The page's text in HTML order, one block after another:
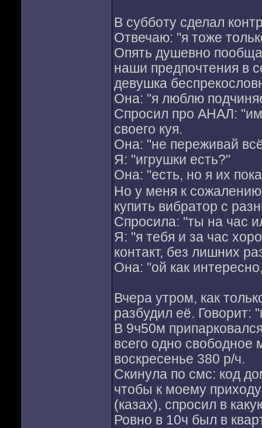
В субботу сделал
Отвечаю: "я тоже
Опять душевно
наши предпочтения в
девушка
Она: "я люблю
Спросил про АНАЛ:
своего куя.
Она: "не переживай
Я: "игрушки есть?"
Она: "есть, но я их
Но у меня к
купить вибратор с
Спросила: "ты на час
Я: "я тебя и за час
контакт, без лишних
Она: "ой как
Вчера утром, как
разбудил её. Говорит:
В 9ч50м
всего одно свободное
воскресенье 380 р/ч.
Скинула по смс: код
чтобы к моему
(казах), спросил в
Ровно в 10ч был в